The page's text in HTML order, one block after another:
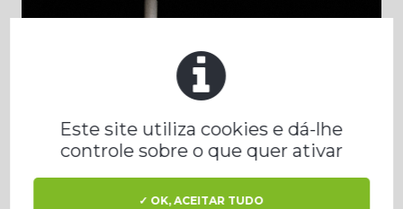
Este site utiliza cookies e dá-lhe
controle sobre o que quer ativar
✓ OK, ACEITAR TUDO